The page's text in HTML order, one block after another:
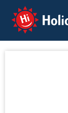
Holiday